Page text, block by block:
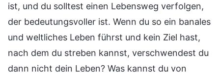
ist, und du solltest einen Lebensweg verfolgen,
der bedeutungsvoller ist. Wenn du so ein banales
und weltliches Leben führst und kein Ziel hast,
nach dem du streben kannst, verschwendest du
dann nicht dein Leben? Was kannst du von